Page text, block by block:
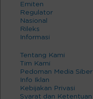
Emiten
Regulator
Nasional
Rileks
Informasi
Tentang Kami
Tim Kami
Pedoman Media Siber
Info Iklan
Kebijakan Privasi
Syarat dan Ketentuan